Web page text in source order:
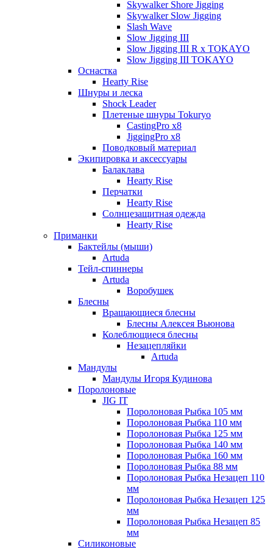
Skywalker Shore Jigging
Skywalker Slow Jigging
Slash Wave
Slow Jigging III
Slow Jigging III R x TOKAYO
Slow Jigging III TOKAYO
Оснастка
Hearty Rise
Шнуры и леска
Shock Leader
Плетеные шнуры Tokuryo
CastingPro x8
JiggingPro x8
Поводковый материал
Экипировка и аксессуары
Балаклава
Hearty Rise
Перчатки
Hearty Rise
Солнцезащитная одежда
Hearty Rise
Приманки
Бактейлы (мыши)
Artuda
Тейл-спиннеры
Artuda
Воробушек
Блесны
Вращающиеся блесны
Блесны Алексея Вьюнова
Колеблющиеся блесны
Незацепляйки
Artuda
Мандулы
Мандулы Игоря Кудинова
Поролоновые
JIG IT
Поролоновая Рыбка 105 мм
Поролоновая Рыбка 110 мм
Поролоновая Рыбка 125 мм
Поролоновая Рыбка 140 мм
Поролоновая Рыбка 160 мм
Поролоновая Рыбка 88 мм
Поролоновая Рыбка Незацеп 110
мм
Поролоновая Рыбка Незацеп 125
мм
Поролоновая Рыбка Незацеп 85
мм
Силиконовые